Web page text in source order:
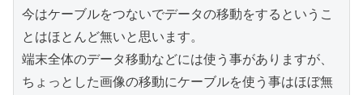
今はケーブルをつないでデータの移動をするというこ
とはほとんど無いと思います。
端末全体のデータ移動などには使う事がありますが、
ちょっとした画像の移動にケーブルを使う事はほぼ無